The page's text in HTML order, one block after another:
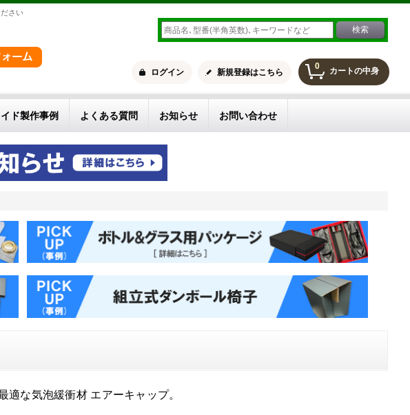
さい
0 カートの中身
ログイン 新規登録はこちら
ド製作事例 よくある質問 お知らせ お問い合わせ
適な気泡緩衝材 エアーキャップ。